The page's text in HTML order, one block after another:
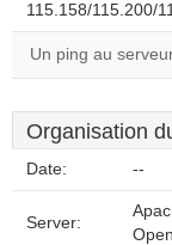
115.158/115.200/
Un ping au
Organisation
Date: --
Server: